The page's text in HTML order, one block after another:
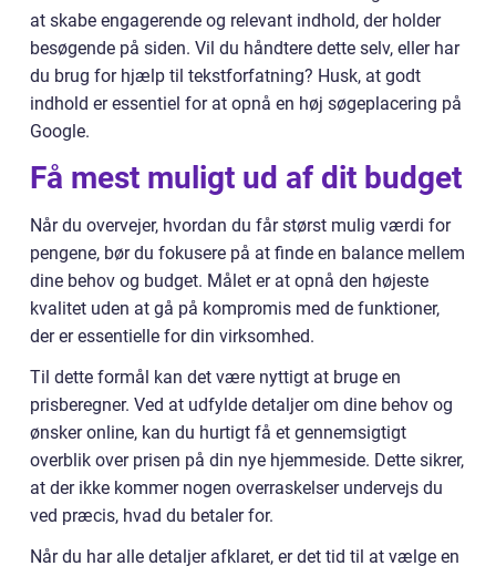
at skabe engagerende og relevant indhold, der holder
besøgende på siden. Vil du håndtere dette selv, eller har
du brug for hjælp til tekstforfatning? Husk, at godt
indhold er essentiel for at opnå en høj søgeplacering på
Google.
Få mest muligt ud af dit budget
Når du overvejer, hvordan du får størst mulig værdi for
pengene, bør du fokusere på at finde en balance mellem
dine behov og budget. Målet er at opnå den højeste
kvalitet uden at gå på kompromis med de funktioner,
der er essentielle for din virksomhed.
Til dette formål kan det være nyttigt at bruge en
prisberegner. Ved at udfylde detaljer om dine behov og
ønsker online, kan du hurtigt få et gennemsigtigt
overblik over prisen på din nye hjemmeside. Dette sikrer,
at der ikke kommer nogen overraskelser undervejs du
ved præcis, hvad du betaler for.
Når du har alle detaljer afklaret, er det tid til at vælge en